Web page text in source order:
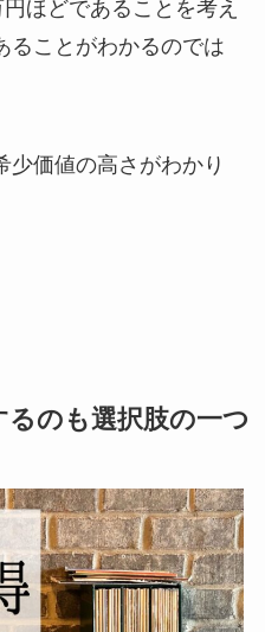
ほどであることを考え
ることがわかるのでは
少価値の高さがわかり
のも選択肢の一つ